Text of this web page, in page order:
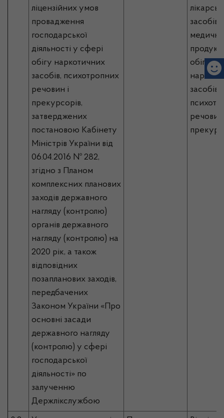
ліцензійних умов
провадження
господарської
діяльності у сфері
обігу наркотичних
засобів, психотропних
речовин і
прекурсорів,
затверджених
постановою Кабінету
Міністрів України від
06.04.2016 № 282,
згідно з Планом
комплексних планових
заходів державного
нагляду (контролю)
органів державного
нагляду (контролю) на
2020 рік, а також
відповідних
позапланових заходів,
передбачених
Законом України «Про
основні засади
державного нагляду
(контролю) у сфері
господарської
діяльності» по
залученню
Держлікслужбою
засобів,
обігу
засобів,
речовин